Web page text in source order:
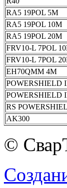
RA5 19POL 5M
RA5 19POL 10M
RA5 19POL 20M
FRV10-L 7POL
FRV10-L 7POL
EH70QMM 4M
POWERSHIELD
POWERSHIELD
RS
AK300
©